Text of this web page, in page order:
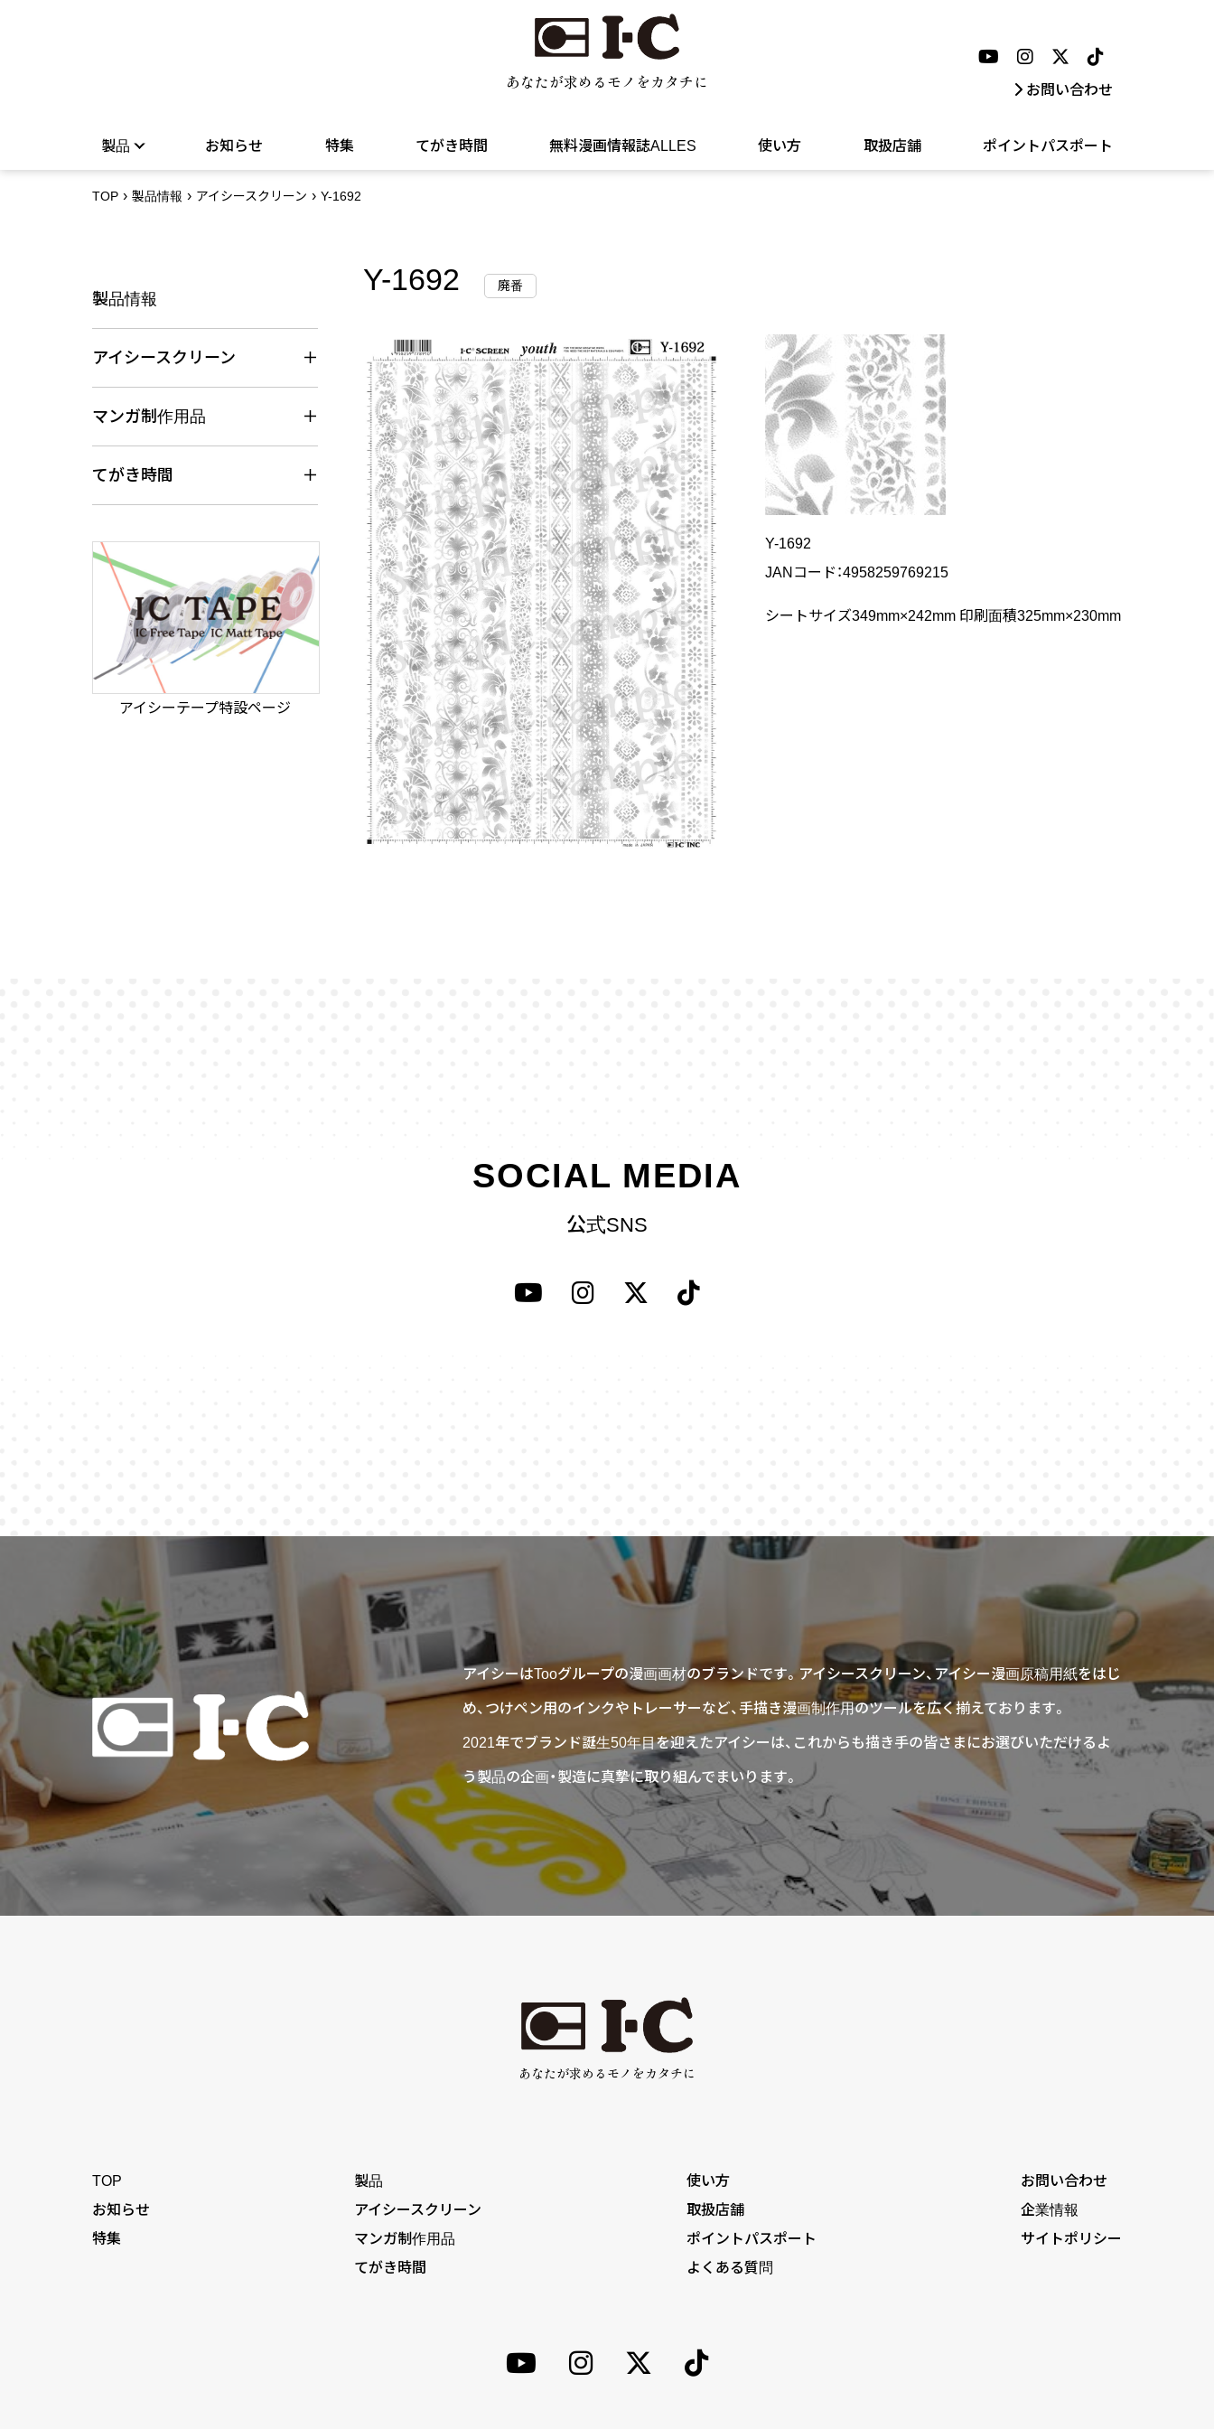
あなたが求めるモノをカタチに
製品 お知らせ 特集 てがき時間 無料漫画情報誌ALLES 使い方 取扱店舗 ポイントパスポート
お問い合わせ
TOP 製品情報 アイシースクリーン Y-1692
製品情報
アイシースクリーン
マンガ制作用品
てがき時間
アイシーテープ特設ページ
Y-1692 廃番
Y-1692
JANコード：4958259769215
シートサイズ349mm×242mm 印刷面積325mm×230mm
SOCIAL MEDIA
公式SNS
アイシーはTooグループの漫画画材のブランドです。アイシースクリーン、アイシー漫画原稿用紙をはじ
め、つけペン用のインクやトレーサーなど、手描き漫画制作用のツールを広く揃えております。
2021年でブランド誕生50年目を迎えたアイシーは、これからも描き手の皆さまにお選びいただけるよ
う製品の企画・製造に真摯に取り組んでまいります。
あなたが求めるモノをカタチに
TOP
お知らせ
特集
製品
アイシースクリーン
マンガ制作用品
てがき時間
使い方
取扱店舗
ポイントパスポート
よくある質問
お問い合わせ
企業情報
サイトポリシー